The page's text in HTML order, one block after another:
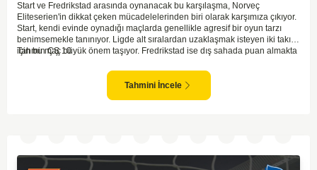
Start ve Fredrikstad arasında oynanacak bu karşılaşma, Norveç
Eliteserien'in dikkat çeken mücadelelerinden biri olarak karşımıza çıkıyor.
Start, kendi evinde oynadığı maçlarda genellikle agresif bir oyun tarzı
benimsemekle tanınıyor. Ligde alt sıralardan uzaklaşmak isteyen iki takım
için bu maç büyük önem taşıyor. Fredrikstad ise dış sahada puan almakta
mücadelede zorluk çıkartabilir. Maçın temposunun yüksek olacağını ve
her iki takımın da sonuca gitmeye odaklanacağını düşünüyorum.
Tahmin ÇŞ 10
Tahmini İncele